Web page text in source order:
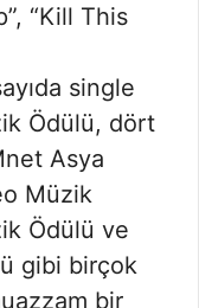
“Kill This
single
Ödülü, dört
Asya
Müzik
Ödülü ve
gibi birçok
bir